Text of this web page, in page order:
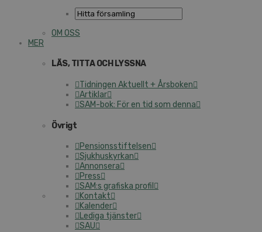
OM OSS
MER
LÄS, TITTA OCH LYSSNA
Tidningen Aktuellt + Årsboken
Artiklar
SAM-bok: För en tid som denna
Övrigt
Pensionsstiftelsen
Sjukhuskyrkan
Annonsera
Press
SAM:s grafiska profil
Kontakt
Kalender
Lediga tjänster
SAU